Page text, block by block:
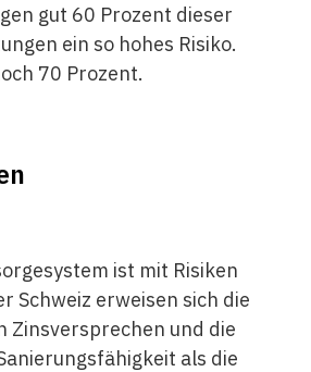
gut 60 Prozent dieser
ein so hohes Risiko.
70 Prozent.
ist mit Risiken
Schweiz erweisen sich die
Zinsversprechen und die
als die